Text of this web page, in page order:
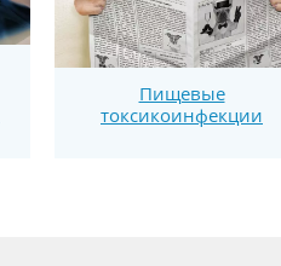
Пищевые
токсикоинфекции